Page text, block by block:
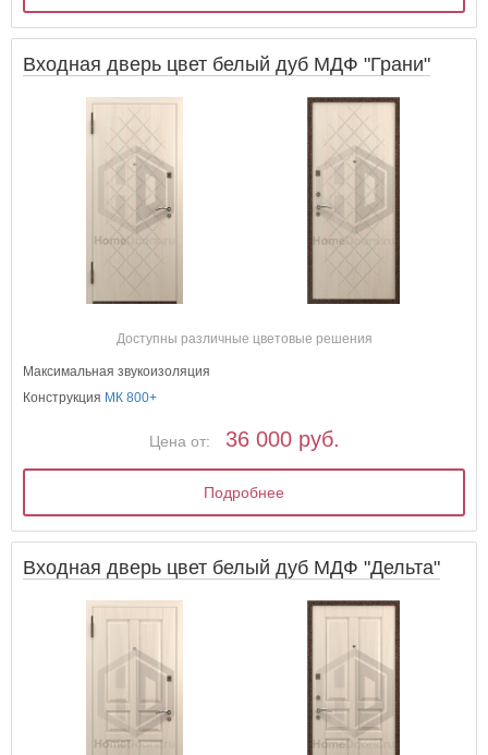
Входная дверь цвет белый дуб МДФ "Грани"
Доступны различные цветовые решения
Максимальная звукоизоляция
Конструкция МК 800+
Цена от: 36 000 руб.
Подробнее
Входная дверь цвет белый дуб МДФ "Дельта"